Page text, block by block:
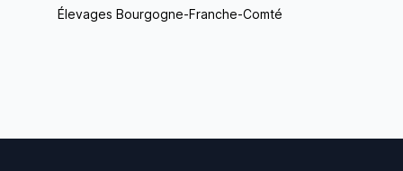
Élevages Bourgogne-Franche-Comté